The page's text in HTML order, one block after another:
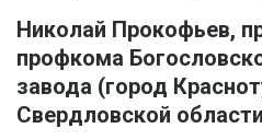
Николай Прокофьев,
профкома
завода (город
Свердловской